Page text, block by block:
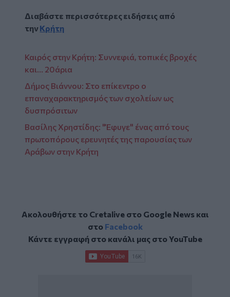
Διαβάστε περισσότερες ειδήσεις από
τηνΚρήτη
Καιρός στην Κρήτη: Συννεφιά, τοπικές βροχές
και... 20άρια
Δήμος Βιάννου: Στο επίκεντρο ο
επαναχαρακτηρισμός των σχολείων ως
δυσπρόσιτων
Βασίλης Χρηστίδης: "Έφυγε" ένας από τους
πρωτοπόρους ερευνητές της παρουσίας των
Αράβων στην Κρήτη
Ακολουθήστε το Cretalive στο Google Newsκαι
στο Facebook
Κάντε εγγραφή στο κανάλι μας στοYouTube